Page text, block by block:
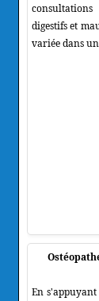
digestifs et
variée dans
En